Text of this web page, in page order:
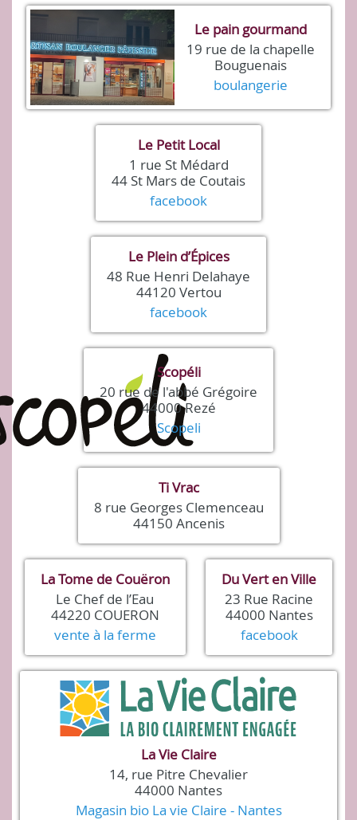
Le pain gourmand
19 rue de la chapelle
Bouguenais
boulangerie
Le Petit Local
1 rue St Médard
44 St Mars de Coutais
facebook
Le Plein d’Épices
48 Rue Henri Delahaye
44120 Vertou
facebook
Scopéli
20 rue de l'abbé Grégoire
44000 Rezé
Scopeli
Ti Vrac
8 rue Georges Clemenceau
44150 Ancenis
La Tome de Couëron
Le Chef de l’Eau
44220 COUERON
vente à la ferme
Du Vert en Ville
23 Rue Racine
44000 Nantes
facebook
La Vie Claire
14, rue Pitre Chevalier
44000 Nantes
Magasin bio La vie Claire - Nantes